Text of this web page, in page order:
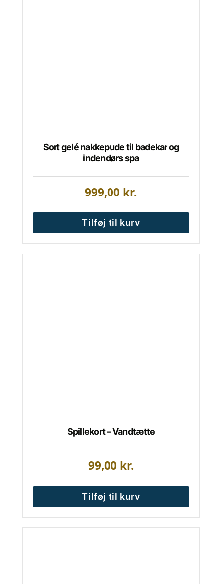
Sort gelé nakkepude til badekar og
indendørs spa
999,00 kr.
Tilføj til kurv
Spillekort – Vandtætte
99,00 kr.
Tilføj til kurv